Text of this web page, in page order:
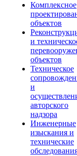
Комплексное
объектов
и
объектов
Техническое
и
авторского
надзора
Инженерные
изыскания и
технические